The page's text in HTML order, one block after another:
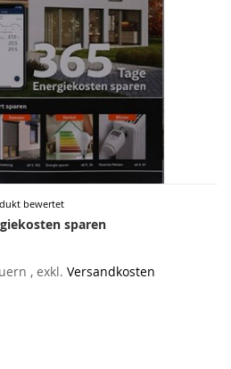
bewertet
sparen
, exkl. Versandkosten